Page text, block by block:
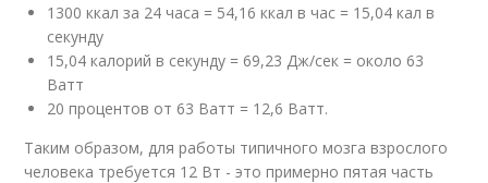
1300 ккал за 24 часа = 54,16 ккал в час = 15,04 кал в
секунду
15,04 калорий в секунду = 69,23 Дж/сек = около 63
Ватт
20 процентов от 63 Ватт = 12,6 Ватт.
Таким образом, для работы типичного мозга взрослого
человека требуется 12 Вт - это примерно пятая часть